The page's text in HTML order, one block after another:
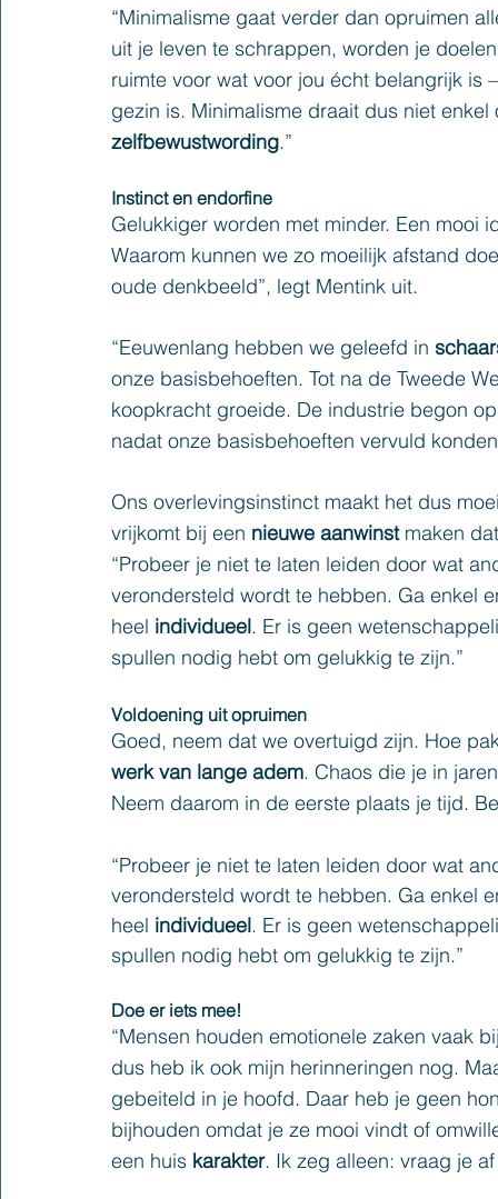
“Minimalisme gaat verder dan opruimen
uit je leven te schrappen, worden je
ruimte voor wat voor jou écht belangrijk
gezin is. Minimalisme draait dus niet
zelfbewustwording.”
Instinct en endorfine
Gelukkiger worden met minder. Een
Waarom kunnen we zo moeilijk afstand
oude denkbeeld”, legt Mentink uit.
“Eeuwenlang hebben we geleefd in
onze basisbehoeften. Tot na de Tweede
koopkracht groeide. De industrie begon
nadat onze basisbehoeften vervuld
Ons overlevingsinstinct maakt het dus
vrijkomt bij een nieuwe aanwinst maken
“Probeer je niet te laten leiden door wat
verondersteld wordt te hebben. Ga enkel
heel individueel. Er is geen
spullen nodig hebt om gelukkig te zijn.”
Voldoening uit opruimen
Goed, neem dat we overtuigd zijn. Hoe
werk van lange adem. Chaos die je in
Neem daarom in de eerste plaats je tijd.
“Probeer je niet te laten leiden door wat
verondersteld wordt te hebben. Ga enkel
heel individueel. Er is geen
spullen nodig hebt om gelukkig te zijn.”
Doe er iets mee!
“Mensen houden emotionele zaken vaak
dus heb ik ook mijn herinneringen nog.
gebeiteld in je hoofd. Daar heb je geen
bijhouden omdat je ze mooi vindt of
een huis karakter. Ik zeg alleen: vraag je